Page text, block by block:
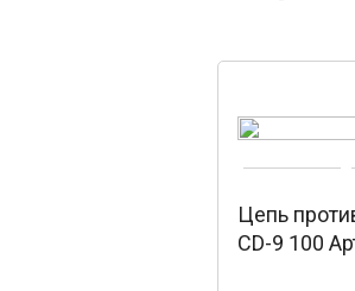
Цепь
CD-9 100